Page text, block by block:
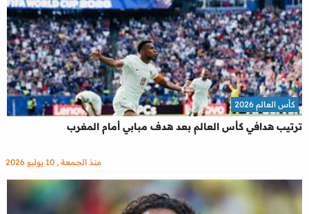
ترتيب هدافي كأس العالم بعد هدف مبابي أمام المغرب
كأس العالم 2026
منذ الجمعة , 10 يوليو 2026